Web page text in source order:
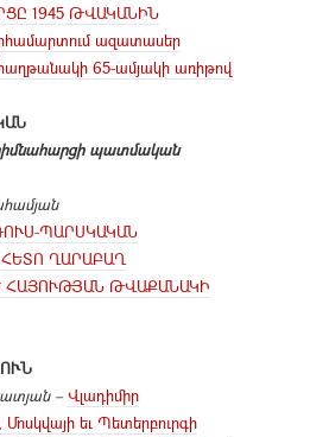
1945 ԹՎԱԿԱՆԻՆ
ազատասեր
հաղթանակի 65-ամյակի առիթով
պատմական
ՊԱՐՍԿԱԿԱՆ
ՂԱՐԱԲԱՂ
ԹՎԱՔԱՆԱԿԻ
– Վլադիմիր
եւ Պետերբուրգի